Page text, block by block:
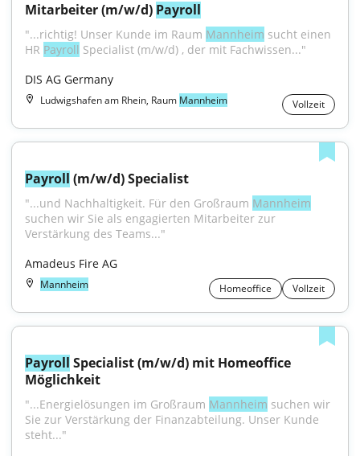
Mitarbeiter (m/w/d) Payroll
"...richtig! Unser Kunde im Raum Mannheim sucht einen
HR Payroll Specialist (m/w/d) , der mit Fachwissen..."
DIS AG Germany
Ludwigshafen am Rhein, Raum Mannheim Vollzeit
Payroll (m/w/d) Specialist
"...und Nachhaltigkeit. Für den Großraum Mannheim
suchen wir Sie als engagierten Mitarbeiter zur
Verstärkung des Teams..."
Amadeus Fire AG
Mannheim Homeoffice Vollzeit
Payroll Specialist (m/w/d) mit Homeoffice
Möglichkeit
"...Energielösungen im Großraum Mannheim suchen wir
Sie zur Verstärkung der Finanzabteilung. Unser Kunde
steht..."